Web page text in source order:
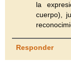
la
cuerpo),
Responder